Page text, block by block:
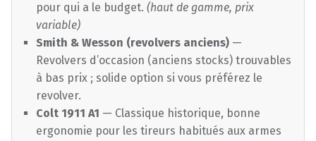
pour qui a le budget.(haut de gamme, prix
variable)
Smith & Wesson (revolvers anciens) —
Revolvers d’occasion (anciens stocks) trouvables
à bas prix ; solide option si vous préférez le
revolver.
Colt 1911 A1 — Classique historique, bonne
ergonomie pour les tireurs habitués aux armes